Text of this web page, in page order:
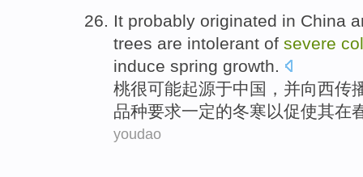
It probably originated in China
trees are intolerant of severe
induce spring growth.
桃很可能起源于中国 ， 并向西传
品种要求一定的冬寒以促使其在
youdao